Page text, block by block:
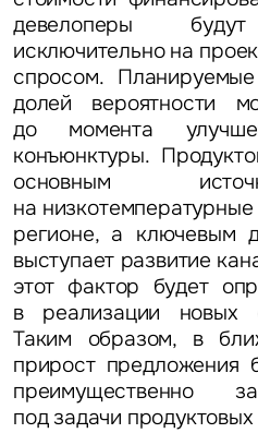
девелоперы будут
исключительно на
спросом.
долей вероятности
до момента
конъюнктуры.
основным
на
регионе, а ключевым
выступает развитие
этот фактор будет
в реализации новых
Таким образом, в
прирост предложения
преимущественно
под задачи
Задайте
Вопрос
Предложение
Это обязательное поле
Это обязательное поле